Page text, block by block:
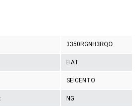
3350RGNH3RQO
FIAT
SEICENTO
NG